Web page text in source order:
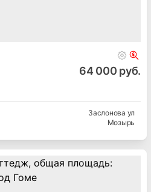
64 000 руб.
Заслонова ул
Мозырь